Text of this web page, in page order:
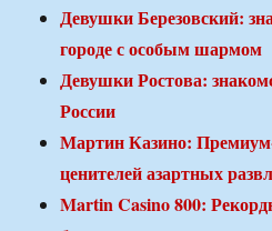
Девушки Березовский:
городе с особым шармом
Девушки Ростова:
России
Мартин Казино:
ценителей азартных
Martin Casino 800: